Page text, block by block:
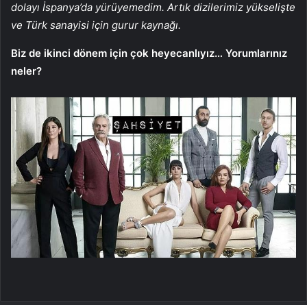
dolayı İspanya’da yürüyemedim. Artık dizilerimiz yükselişte
ve Türk sanayisi için gurur kaynağı.
Biz de ikinci dönem için çok heyecanlıyız… Yorumlarınız
neler?